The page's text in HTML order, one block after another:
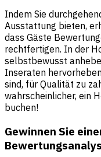
Indem Sie
Ausstattung bieten,
dass Gäste
rechtfertigen. In der
selbstbewusst
Inseraten
sind, für Qualität zu
wahrscheinlicher, ein
buchen!
Gewinnen Sie